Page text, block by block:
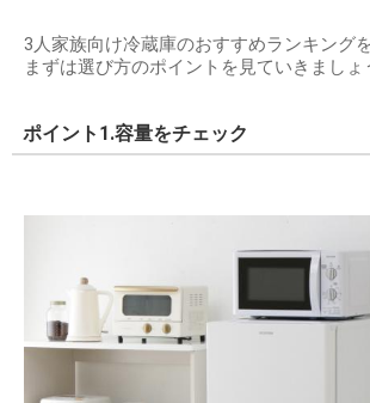
3人家族向け冷蔵庫のおすすめランキング
まずは選び方のポイントを見ていきましょ
ポイント1.容量をチェック